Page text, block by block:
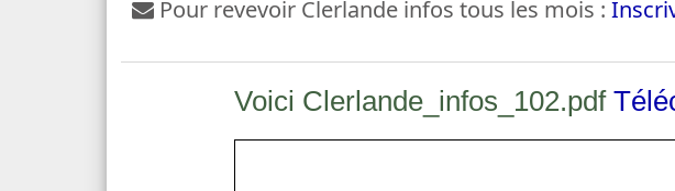
Pour revevoir Clerlande infos tous les mois :
Voici Clerlande_infos_102.pdf